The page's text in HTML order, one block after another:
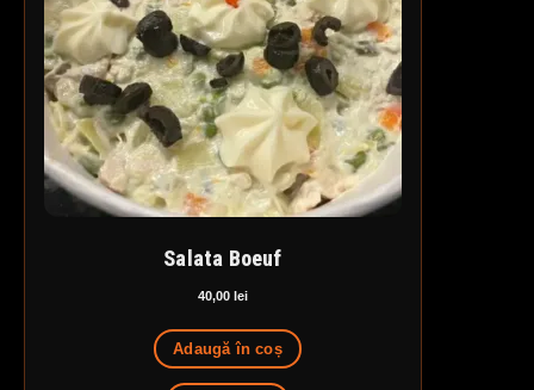
Salata Boeuf
40,00 lei
Adaugă în coș